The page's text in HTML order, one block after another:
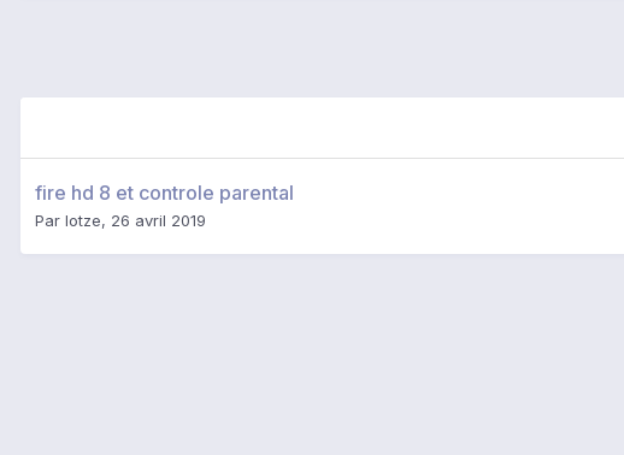
fire hd 8 et controle parental
Par lotze, 26 avril 2019